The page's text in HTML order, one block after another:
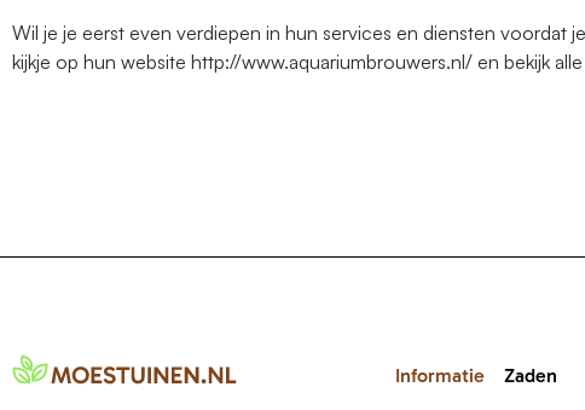
Wil je je eerst even verdiepen in hun services en diensten voordat
kijkje op hun website http://www.aquariumbrouwers.nl/ en bekijk
Informatie Zaden